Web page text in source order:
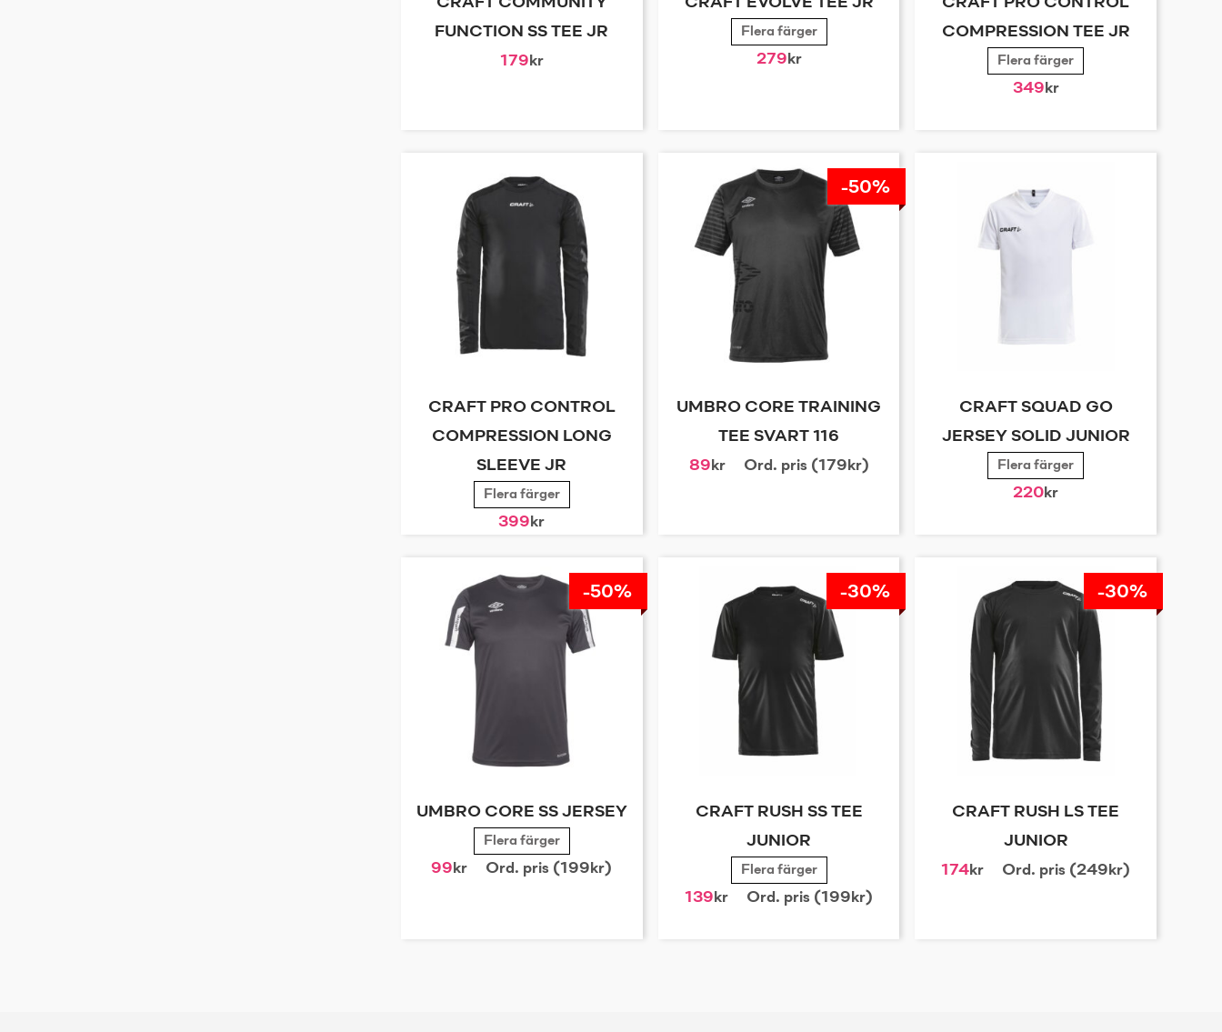
FUNCTION SS TEE JR
179kr
Flera färger
279kr
COMPRESSION TEE JR
Flera färger
349kr
CRAFT PRO CONTROL
COMPRESSION LONG
SLEEVE JR
Flera färger
399kr
-50%
UMBRO CORE TRAINING
TEE SVART 116
89kr Ord. pris (179kr)
CRAFT SQUAD GO
JERSEY SOLID JUNIOR
Flera färger
220kr
-50%
UMBRO CORE SS JERSEY
Flera färger
99kr Ord. pris (199kr)
-30%
CRAFT RUSH SS TEE
JUNIOR
Flera färger
139kr Ord. pris (199kr)
-30%
CRAFT RUSH LS TEE
JUNIOR
174kr Ord. pris (249kr)